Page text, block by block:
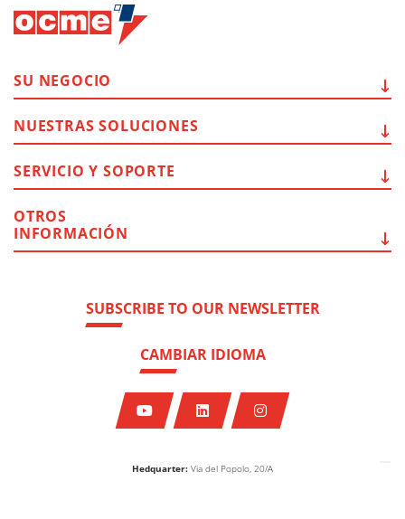
Hedquarter: Via del Popolo, 20/A
SUBSCRIBE TO OUR NEWSLETTER
CAMBIAR IDIOMA
SU NEGOCIO
NUESTRAS SOLUCIONES
SERVICIO Y SOPORTE
OTROS
INFORMACIÓN